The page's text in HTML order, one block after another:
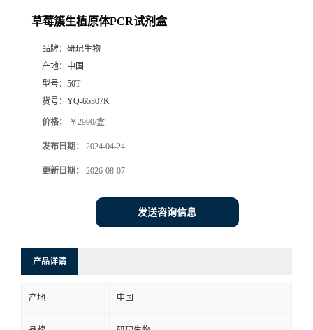
草莓簇生植原体PCR试剂盒
品牌： 研玘生物
产地： 中国
型号： 50T
货号： YQ-65307K
价格： ￥2990/盒
发布日期： 2024-04-24
更新日期： 2026-08-07
发送咨询信息
产品详请
产地 中国